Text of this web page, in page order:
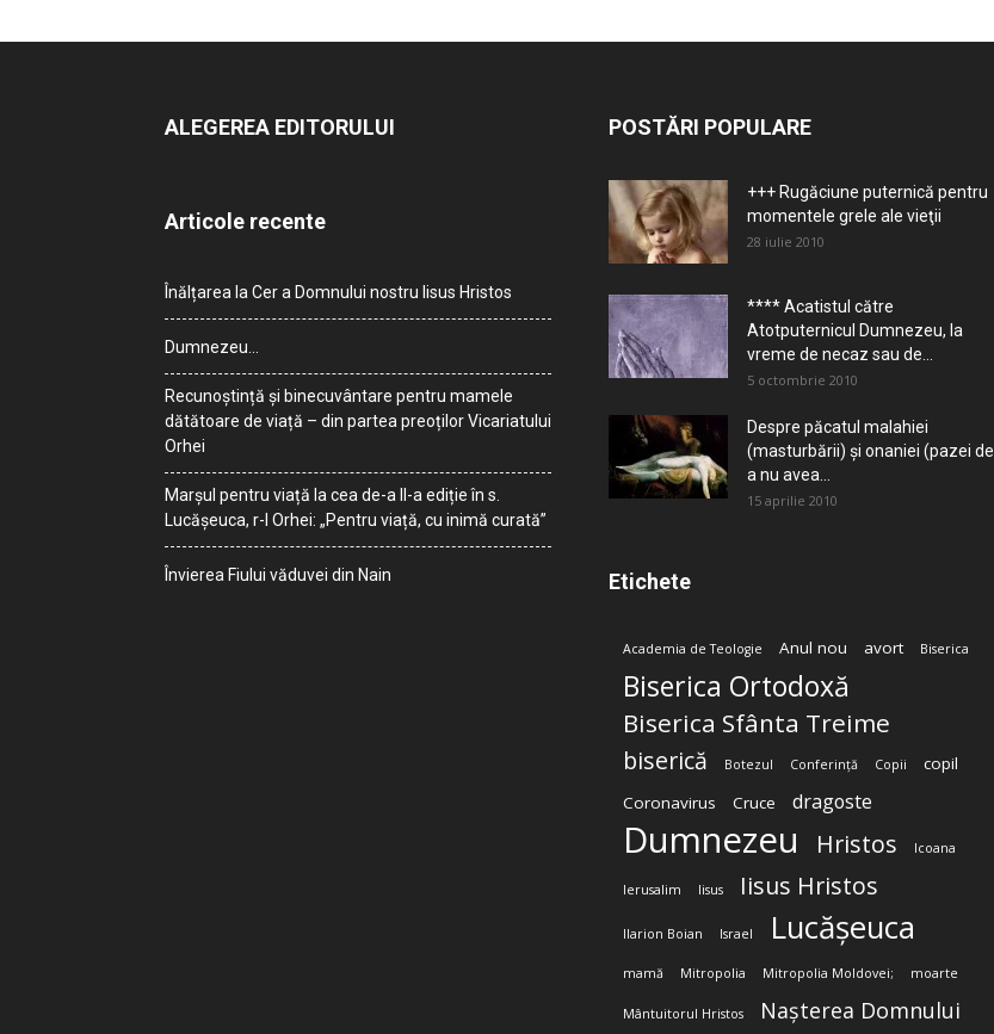
ALEGEREA EDITORULUI
Articole recente
Înălțarea la Cer a Domnului nostru Iisus Hristos
Dumnezeu…
Recunoștință și binecuvântare pentru mamele
dătătoare de viață – din partea preoților Vicariatului
Orhei
Marșul pentru viață la cea de-a II-a ediție în s.
Lucășeuca, r-l Orhei: „Pentru viață, cu inimă curată”
Învierea Fiului văduvei din Nain
POSTĂRI POPULARE
+++ Rugăciune puternică pentru
momentele grele ale vieţii
28 iulie 2010
**** Acatistul către
Atotputernicul Dumnezeu, la
vreme de necaz sau de...
5 octombrie 2010
Despre păcatul malahiei
(masturbării) şi onaniei (pazei de
a nu avea...
15 aprilie 2010
Etichete
Academia de Teologie Anul nou avort Biserica
Biserica Ortodoxă
Biserica Sfânta Treime
biserică Botezul Conferință Copii
copil
Coronavirus
Cruce dragoste
Dumnezeu Hristos Icoana
Ierusalim Iisus Iisus Hristos
Ilarion Boian Israel Lucășeuca
mamă Mitropolia Mitropolia Moldovei; moarte
Mântuitorul Hristos Nașterea Domnului